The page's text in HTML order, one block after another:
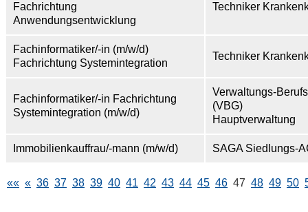
Fachrichtung
Anwendungsentwicklung
Techniker
Fachinformatiker/-in (m/w/d)
Fachrichtung Systemintegration
Techniker
Fachinformatiker/-in Fachrichtung
Systemintegration (m/w/d)
Verwaltungs-
(VBG)
Hauptverwaltung
Immobilienkauffrau/-mann (m/w/d) SAGA Siedlungs-
«« « 36 37 38 39 40 41 42 43 44 45 46 47 48 49 50